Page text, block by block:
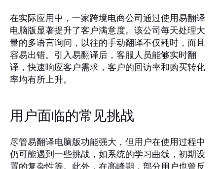
在实际应用中，一家跨境电商公司通过使用易翻译
电脑版显著提升了客户满意度。该公司每天处理大
量的多语言询问，以往的手动翻译不仅耗时，而且
容易出错。引入易翻译后，客服人员能够实时翻
译，快速响应客户需求，客户的回访率和购买转化
率均有所上升。
用户面临的常见挑战
尽管易翻译电脑版功能强大，但用户在使用过程中
仍可能遇到一些挑战，如系统的学习曲线，初期设
置的复杂性等。此外，在高峰期，部分用户也曾反